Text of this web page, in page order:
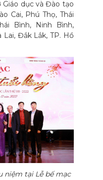
Giáo dục và Đào tạo
Cai, Phú Thọ, Thái
Bình, Ninh Bình,
Lai, Đắk Lắk, TP. Hồ
niệm tại Lễ bế mạc